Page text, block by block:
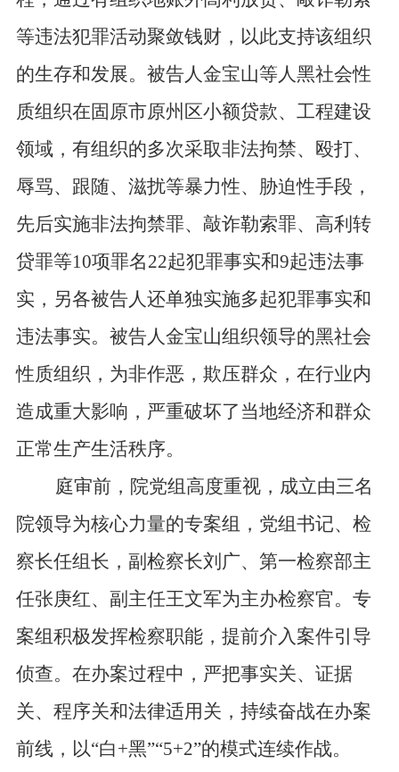
等违法犯罪活动聚敛钱财，以此支持该组织
的生存和发展。被告人金宝山等人黑社会性
质组织在固原市原州区小额贷款、工程建设
领域，有组织的多次采取非法拘禁、殴打、
辱骂、跟随、滋扰等暴力性、胁迫性手段，
先后实施非法拘禁罪、敲诈勒索罪、高利转
贷罪等10项罪名22起犯罪事实和9起违法事
实，另各被告人还单独实施多起犯罪事实和
违法事实。被告人金宝山组织领导的黑社会
性质组织，为非作恶，欺压群众，在行业内
造成重大影响，严重破坏了当地经济和群众
正常生产生活秩序。
庭审前，院党组高度重视，成立由三名
院领导为核心力量的专案组，党组书记、检
察长任组长，副检察长刘广、第一检察部主
任张庚红、副主任王文军为主办检察官。专
案组积极发挥检察职能，提前介入案件引导
侦查。在办案过程中，严把事实关、证据
关、程序关和法律适用关，持续奋战在办案
前线，以“白+黑”“5+2”的模式连续作战。